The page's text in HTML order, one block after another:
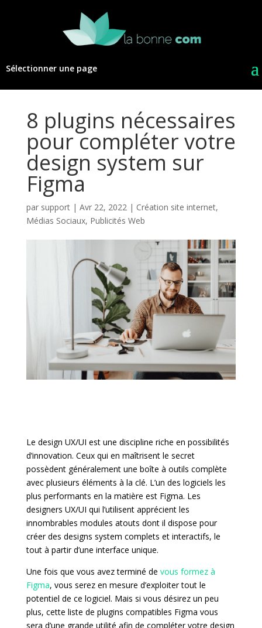
Sélectionner une page
8 plugins nécessaires
pour compléter votre
design system sur
Figma
par support| Avr 22, 2022| Création site internet,
Médias Sociaux, Publicités Web
Le design UX/UI est une discipline riche en possibilités
d’innovation. Ceux qui en maîtrisent le secret
possèdent généralement une boîte à outils complète
avec plusieurs éléments à la clé. L’un des logiciels les
plus performants en la matière est Figma. Les
designers UX/UI qui l’utilisent apprécient les
innombrables modules atouts dont il dispose pour
créer des designs system complets et interactifs, le
tout à partir d’une interface unique.
Une fois que vous avez terminé de vous formez à
Figma, vous serez en mesure d’exploiter tout le
potentiel de ce logiciel. Mais si vous désirez un peu
plus, cette liste de plugins compatibles Figma vous
sera d’une grande utilité afin de compléter votre design